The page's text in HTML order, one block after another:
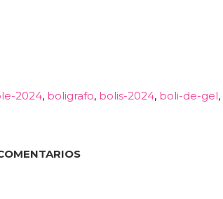
2024 boligrafo bolis-2024 boli-de-gel